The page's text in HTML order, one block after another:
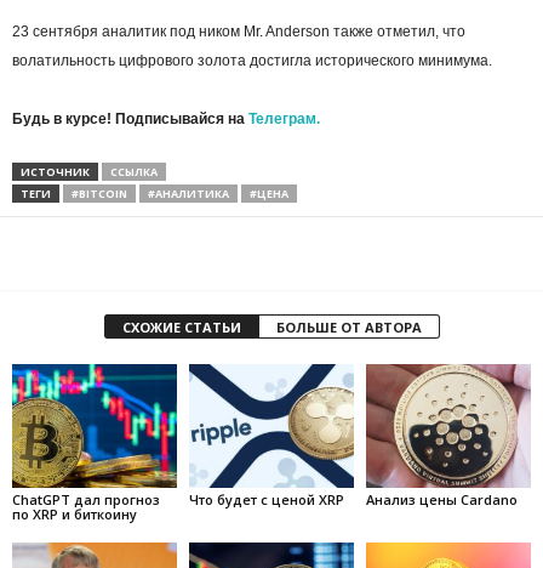
23 сентября аналитик под ником Mr. Anderson также отметил, что
волатильность цифрового золота достигла исторического минимума.
Будь в курсе! Подписывайся на Телеграм.
ИСТОЧНИК
ССЫЛКА
ТЕГИ
#BITCOIN #АНАЛИТИКА #ЦЕНА
СХОЖИЕ СТАТЬИ БОЛЬШЕ ОТ АВТОРА
ChatGPT дал прогноз
по XRP и биткоину
Что будет с ценой XRP Анализ цены Cardano